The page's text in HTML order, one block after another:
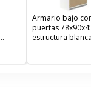
Armario bajo
puertas
estructura blanca